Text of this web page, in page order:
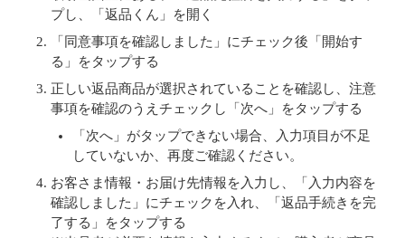
プし、「返品くん」を開く
「同意事項を確認しました」にチェック後「開始す
る」をタップする
正しい返品商品が選択されていることを確認し、注意
事項を確認のうえチェックし「次へ」をタップする
「次へ」がタップできない場合、入力項目が不足
していないか、再度ご確認ください。
お客さま情報・お届け先情報を入力し、「入力内容を
確認しました」にチェックを入れ、「返品手続きを完
了する」をタップする